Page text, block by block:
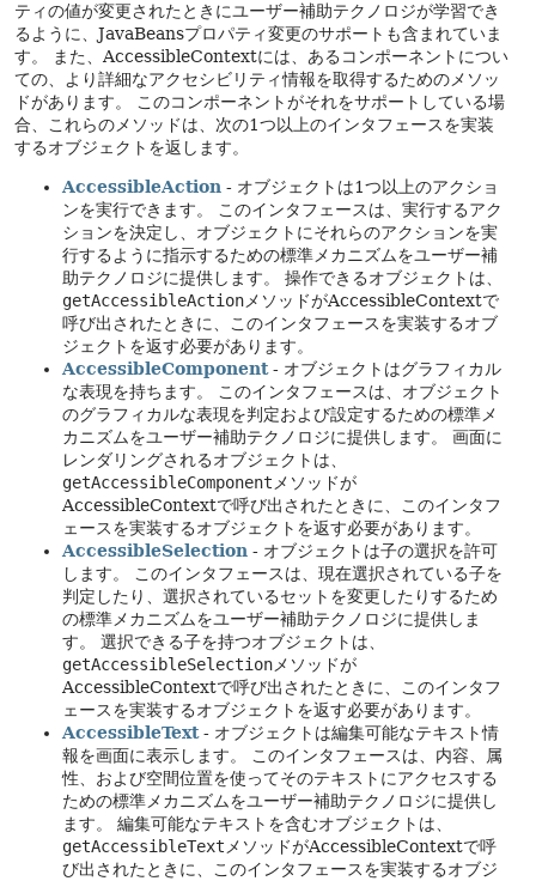
ティの値が変更されたときにユーザー補助テクノロジが学習でき
るように、JavaBeansプロパティ変更のサポートも含まれていま
す。
また、AccessibleContextには、あるコンポーネントについ
ての、より詳細なアクセシビリティ情報を取得するためのメソッ
ドがあります。
このコンポーネントがそれをサポートしている場
合、これらのメソッドは、次の1つ以上のインタフェースを実装
するオブジェクトを返します。
AccessibleAction - オブジェクトは1つ以上のアクショ
ンを実行できます。
このインタフェースは、実行するアク
ションを決定し、オブジェクトにそれらのアクションを実
行するように指示するための標準メカニズムをユーザー補
助テクノロジに提供します。
操作できるオブジェクトは、
getAccessibleAction メソッドがAccessibleContextで
呼び出されたときに、このインタフェースを実装するオブ
ジェクトを返す必要があります。
AccessibleComponent- オブジェクトはグラフィカル
な表現を持ちます。
このインタフェースは、オブジェクト
のグラフィカルな表現を判定および設定するための標準メ
カニズムをユーザー補助テクノロジに提供します。
画面に
レンダリングされるオブジェクトは、
getAccessibleComponent メソッドが
AccessibleContextで呼び出されたときに、このインタフ
ェースを実装するオブジェクトを返す必要があります。
AccessibleSelection - オブジェクトは子の選択を許可
します。
このインタフェースは、現在選択されている子を
判定したり、選択されているセットを変更したりするため
の標準メカニズムをユーザー補助テクノロジに提供しま
す。
選択できる子を持つオブジェクトは、
getAccessibleSelection メソッドが
AccessibleContextで呼び出されたときに、このインタフ
ェースを実装するオブジェクトを返す必要があります。
AccessibleText- オブジェクトは編集可能なテキスト情
報を画面に表示します。
このインタフェースは、内容、属
性、および空間位置を使ってそのテキストにアクセスする
ための標準メカニズムをユーザー補助テクノロジに提供し
ます。
編集可能なテキストを含むオブジェクトは、
getAccessibleText メソッドがAccessibleContextで呼
び出されたときに、このインタフェースを実装するオブジ